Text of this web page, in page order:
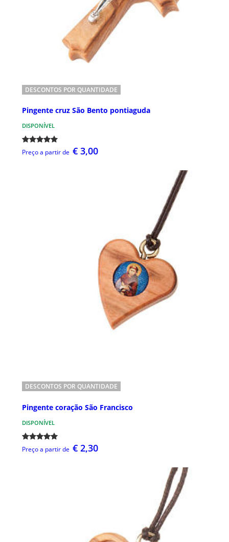
DESCONTOS POR QUANTIDADE
Pingente cruz São Bento pontiaguda
DISPONÍVEL
Preço a partir de € 3,00
DESCONTOS POR QUANTIDADE
Pingente coração São Francisco
DISPONÍVEL
Preço a partir de € 2,30